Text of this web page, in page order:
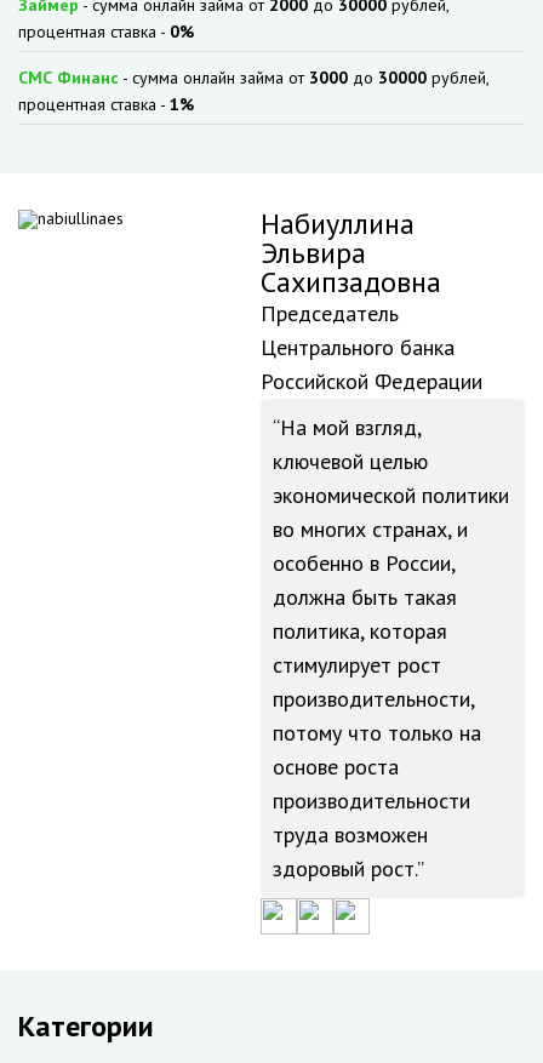
Займер - сумма онлайн займа от 2000 до 30000 рублей,
процентная ставка - 0%
СМС Финанс - сумма онлайн займа от 3000 до 30000 рублей,
процентная ставка - 1%
Набиуллина
Эльвира
Сахипзадовна
Председатель
Центрального банка
Российской Федерации
На мой взгляд,
ключевой целью
экономической политики
во многих странах, и
особенно в России,
должна быть такая
политика, которая
стимулирует рост
производительности,
потому что только на
основе роста
производительности
труда возможен
здоровый рост.
Категории